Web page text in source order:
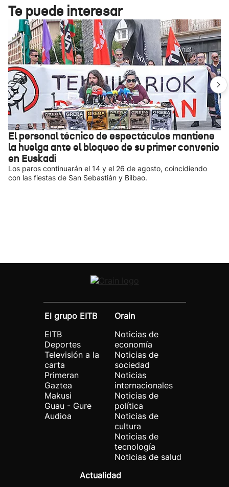
Te puede interesar
El personal técnico de espectáculos mantiene
la huelga ante el bloqueo de su primer convenio
en Euskadi
Los paros continuarán el 14 y el 26 de agosto, coincidiendo
con las fiestas de San Sebastián y Bilbao.
El grupo EITB
EITB
Deportes
Televisión a la
carta
Primeran
Gaztea
Makusi
Guau - Gure
Audioa
Orain
Noticias de
economía
Noticias de
sociedad
Noticias
internacionales
Noticias de
política
Noticias de
cultura
Noticias de
tecnología
Noticias de salud
Actualidad